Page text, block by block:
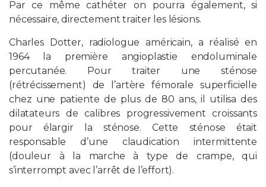
Par ce même cathéter on pourra également, si
nécessaire, directement traiter les lésions.
Charles Dotter, radiologue américain, a réalisé en
1964 la première angioplastie endoluminale
percutanée. Pour traiter une sténose
(rétrécissement) de l’artère fémorale superficielle
chez une patiente de plus de 80 ans, il utilisa des
dilatateurs de calibres progressivement croissants
pour élargir la sténose. Cette sténose était
responsable d’une claudication intermittente
(douleur à la marche à type de crampe, qui
s’interrompt avec l’arrêt de l’effort).